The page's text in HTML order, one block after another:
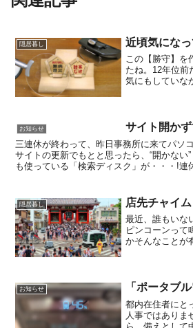
隠居暮し 近頃気にな
この【勝守】を
たね。12年位前
気にもしていな
はなく老妻用に
お知らせ サイト開かず
三連休が終わって、昨日事務所に来てパソ
サイトの更新でもとと思ったら、“開かない
も使っている「検索ディスク」が・・・!連
隠居暮し 店先チャイム
最近、誰もいな
ピンコーンって
かそんなことが
ました。Google
お知らせ 「ポータブル
都内在住者にと
人事ではありま